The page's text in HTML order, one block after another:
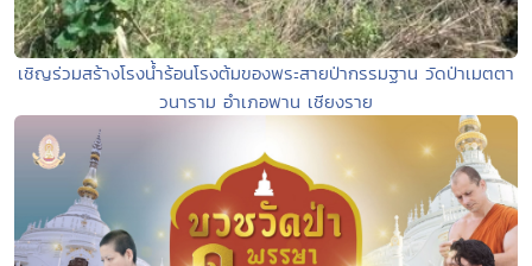
เชิญร่วมสร้างโรงน้ำร้อนโรงต้มของพระสายป่ากรรมฐาน วัดป่าเมตตา
วนาราม อำเภอพาน เชียงราย